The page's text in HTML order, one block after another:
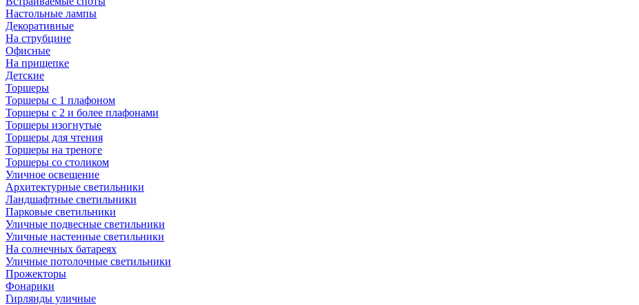
Настольные лампы
Декоративные
На струбцине
Офисные
На прищепке
Детские
Торшеры
Торшеры с 1 плафоном
Торшеры с 2 и более плафонами
Торшеры изогнутые
Торшеры для чтения
Торшеры на треноге
Торшеры со столиком
Уличное освещение
Архитектурные светильники
Ландшафтные светильники
Парковые светильники
Уличные подвесные светильники
Уличные настенные светильники
На солнечных батареях
Уличные потолочные светильники
Прожекторы
Фонарики
Гирлянды уличные